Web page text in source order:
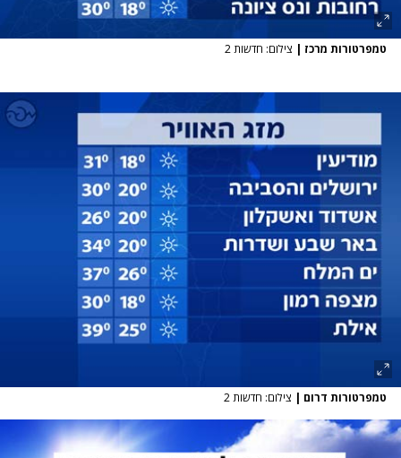
טמפרטורות מרכז | צילום: חדשות 2
טמפרטורות דרום | צילום: חדשות 2